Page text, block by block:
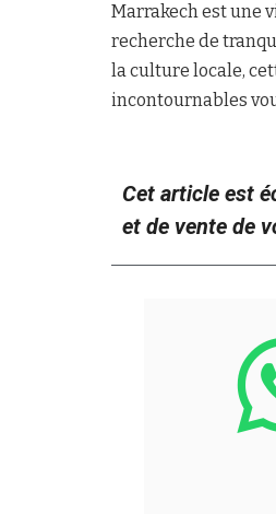
Marrakech est une
recherche de
la culture locale,
incontournables
Cet article est
et de vente de